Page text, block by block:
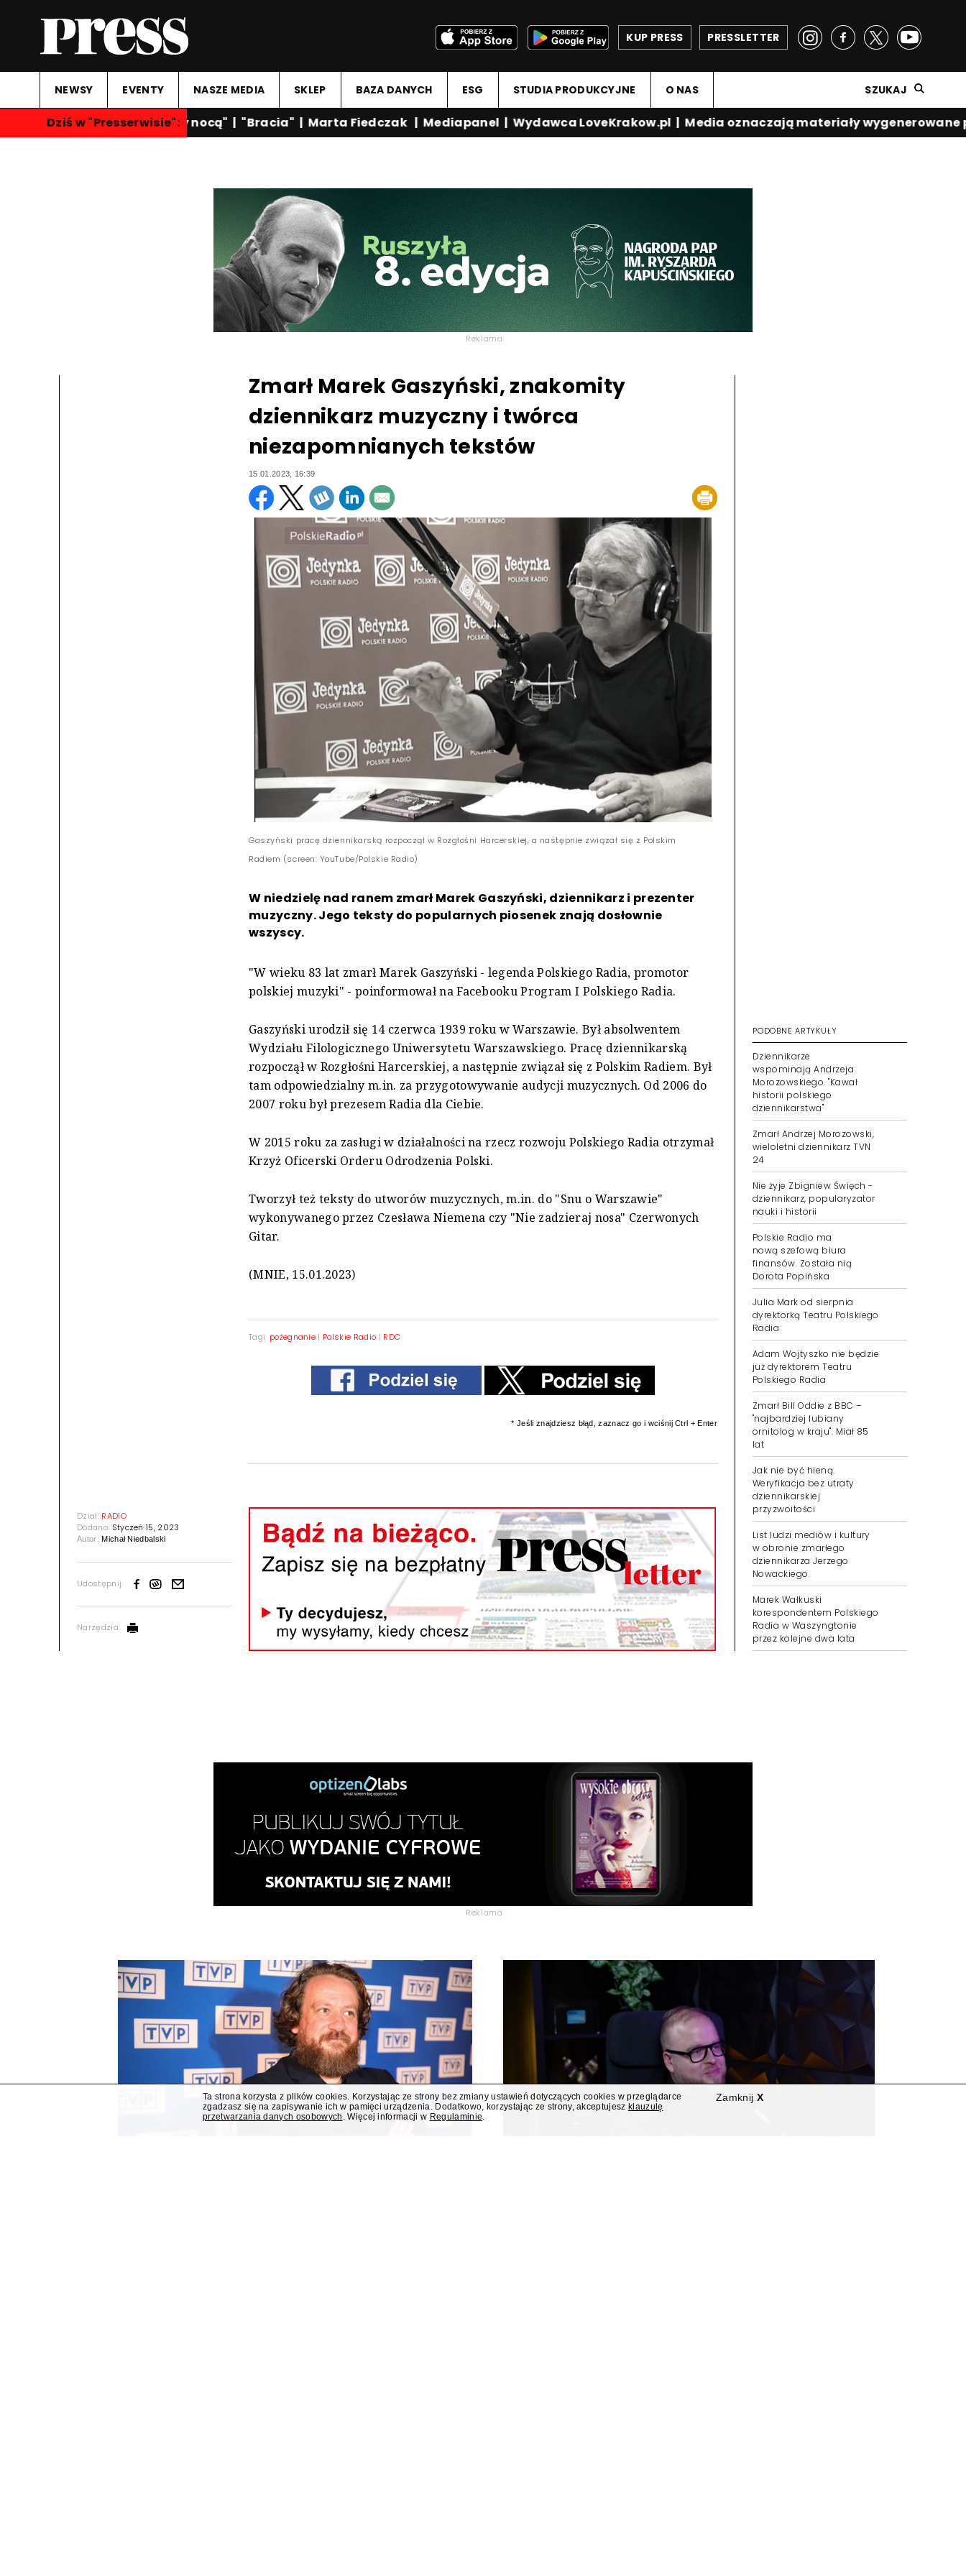
PRESSLETTER
KUP PRESS
NEWSY EVENTY NASZE MEDIA SKLEP BAZA DANYCH ESG STUDIA PRODUKCYJNE O NAS SZUKAJ
Dziś w "Presserwisie":
"Rozmowy nocą"|"Bracia"|Marta Fiedczak|Mediapanel |Wydawca LoveKrakow.pl|Media oznaczają materiały wygenerowane
Reklama
Dział: RADIO
Dodano: Styczeń 15, 2023
Autor:Michał Niedbalski
Udostępnij:
Narzędzia:
Zmarł Marek Gaszyński, znakomity
dziennikarz muzyczny i twórca
niezapomnianych tekstów
15.01.2023, 16:39
Gaszyński pracę dziennikarską rozpoczął w Rozgłośni Harcerskiej, a następnie związał się z Polskim
Radiem (screen: YouTube/Polskie Radio)
W niedzielę nad ranem zmarł Marek Gaszyński, dziennikarz i prezenter
muzyczny. Jego teksty do popularnych piosenek znają dosłownie
wszyscy.
"W wieku 83 lat zmarł Marek Gaszyński - legenda Polskiego Radia, promotor
polskiej muzyki" - poinformował na Facebooku Program I Polskiego Radia.
Gaszyński urodził się 14 czerwca 1939 roku w Warszawie. Był absolwentem
Wydziału Filologicznego Uniwersytetu Warszawskiego. Pracę dziennikarską
rozpoczął w Rozgłośni Harcerskiej, a następnie związał się z Polskim Radiem. Był
tam odpowiedzialny m.in. za przygotowywanie audycji muzycznych. Od 2006 do
2007 roku był prezesem Radia dla Ciebie.
W 2015 roku za zasługi w działalności na rzecz rozwoju Polskiego Radia otrzymał
Krzyż Oficerski Orderu Odrodzenia Polski.
Tworzył też teksty do utworów muzycznych, m.in. do "Snu o Warszawie"
wykonywanego przez Czesława Niemena czy "Nie zadzieraj nosa" Czerwonych
Gitar.
(MNIE, 15.01.2023)
Tagi: pożegnanie | Polskie Radio | RDC
* Jeśli znajdziesz błąd, zaznacz go i wciśnij Ctrl + Enter
PODOBNE ARTYKUŁY
Dziennikarze
wspominają Andrzeja
Morozowskiego. "Kawał
historii polskiego
dziennikarstwa"
Zmarł Andrzej Morozowski,
wieloletni dziennikarz TVN
24
Nie żyje Zbigniew Święch -
dziennikarz, popularyzator
nauki i historii
Polskie Radio ma
nową szefową biura
finansów. Została nią
Dorota Popińska
Julia Mark od sierpnia
dyrektorką Teatru Polskiego
Radia
Adam Wojtyszko nie będzie
już dyrektorem Teatru
Polskiego Radia
Zmarł Bill Oddie z BBC –
"najbardziej lubiany
ornitolog w kraju". Miał 85
lat
Jak nie być hieną.
Weryfikacja bez utraty
dziennikarskiej
przyzwoitości
List ludzi mediów i kultury
w obronie zmarłego
dziennikarza Jerzego
Nowackiego
Marek Wałkuski
korespondentem Polskiego
Radia w Waszyngtonie
przez kolejne dwa lata
Reklama
Zamknij X
Ta strona korzysta z plików cookies. Korzystając ze strony bez zmiany ustawień dotyczących cookies w przeglądarce
zgadzasz się na zapisywanie ich w pamięci urządzenia. Dodatkowo, korzystając ze strony, akceptujesz klauzulę
przetwarzania danych osobowych . Więcej informacji w Regulaminie.